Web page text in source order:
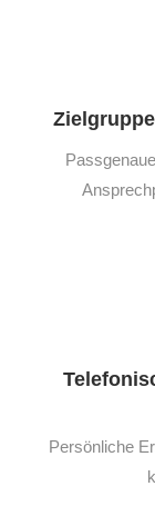
Persönliche